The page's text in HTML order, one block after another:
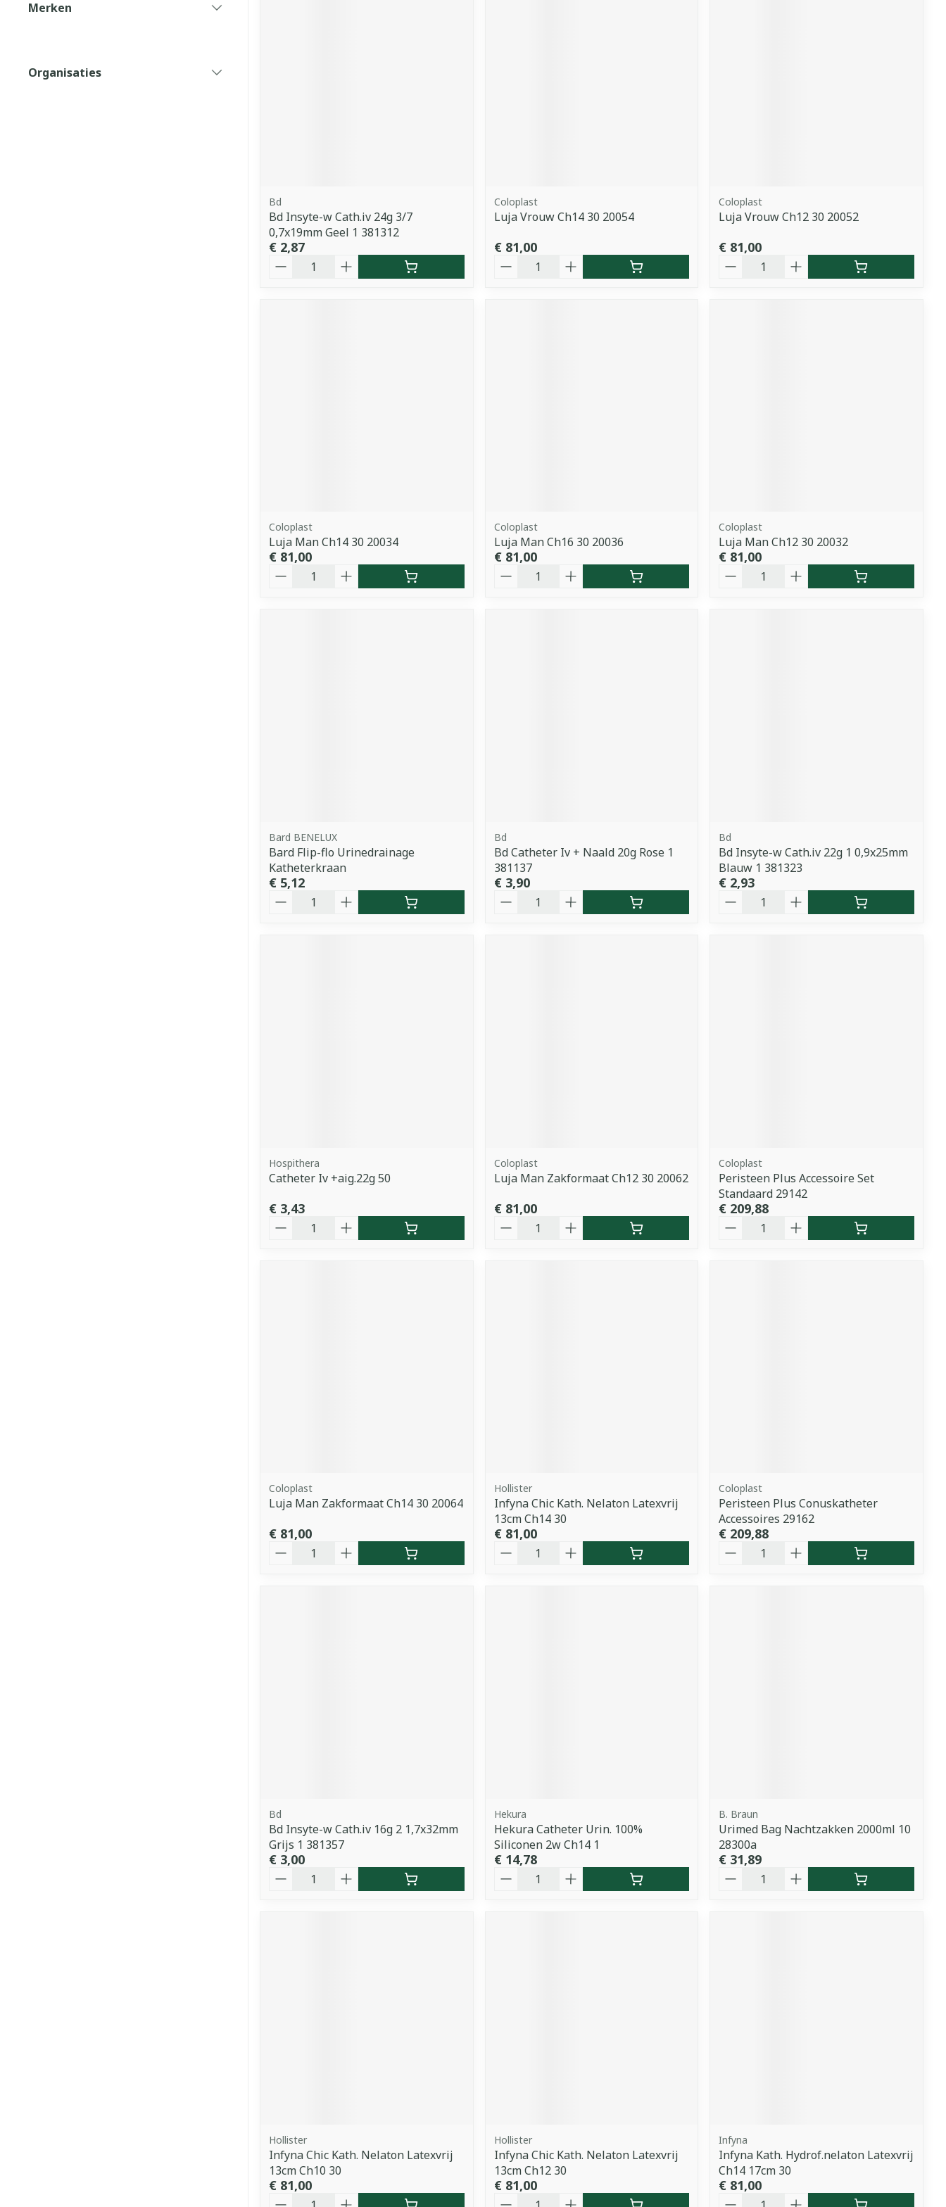
Merken
Organisaties
Bd
Bd Insyte-w Cath.iv 24g 3/7
0,7x19mm Geel 1 381312
€ 2,87
Coloplast
Luja Vrouw Ch14 30 20054
€ 81,00
Coloplast
Luja Vrouw Ch12 30 20052
€ 81,00
Coloplast
Luja Man Ch14 30 20034
€ 81,00
Coloplast
Luja Man Ch16 30 20036
€ 81,00
Coloplast
Luja Man Ch12 30 20032
€ 81,00
Bard BENELUX
Bard Flip-flo Urinedrainage
Katheterkraan
€ 5,12
Bd
Bd Catheter Iv + Naald 20g Rose 1
381137
€ 3,90
Bd
Bd Insyte-w Cath.iv 22g 1 0,9x25mm
Blauw 1 381323
€ 2,93
Hospithera
Catheter Iv +aig.22g 50
€ 3,43
Coloplast
Luja Man Zakformaat Ch12 30 20062
€ 81,00
Coloplast
Peristeen Plus Accessoire Set
Standaard 29142
€ 209,88
Coloplast
Luja Man Zakformaat Ch14 30 20064
€ 81,00
Hollister
Infyna Chic Kath. Nelaton Latexvrij
13cm Ch14 30
€ 81,00
Coloplast
Peristeen Plus Conuskatheter
Accessoires 29162
€ 209,88
Bd
Bd Insyte-w Cath.iv 16g 2 1,7x32mm
Grijs 1 381357
€ 3,00
Hekura
Hekura Catheter Urin. 100%
Siliconen 2w Ch14 1
€ 14,78
B. Braun
Urimed Bag Nachtzakken 2000ml 10
28300a
€ 31,89
Hollister
Infyna Chic Kath. Nelaton Latexvrij
13cm Ch10 30
€ 81,00
Hollister
Infyna Chic Kath. Nelaton Latexvrij
13cm Ch12 30
€ 81,00
Infyna
Infyna Kath. Hydrof.nelaton Latexvrij
Ch14 17cm 30
€ 81,00